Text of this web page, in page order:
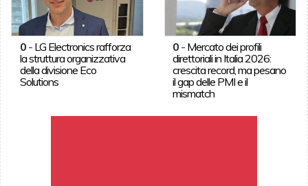
0- LG Electronics rafforza
la struttura organizzativa
della divisione Eco
Solutions
0 - Mercato dei profili
direttoriali in Italia 2026:
crescita record, ma pesano
il gap delle PMI e il
mismatch